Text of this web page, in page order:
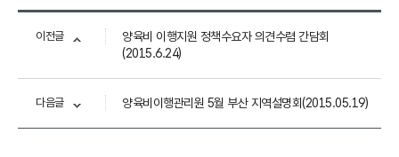
이전글
양육비 이행지원 정책수요자 의견수렴 간담회
(2015.6.24)
다음글 양육비이행관리원 5월 부산 지역설명회(2015.05.19)